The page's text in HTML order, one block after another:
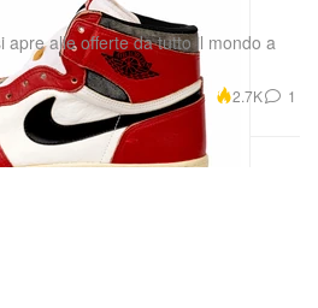
apre alle offerte da tutto il mondo a
2.7K 1